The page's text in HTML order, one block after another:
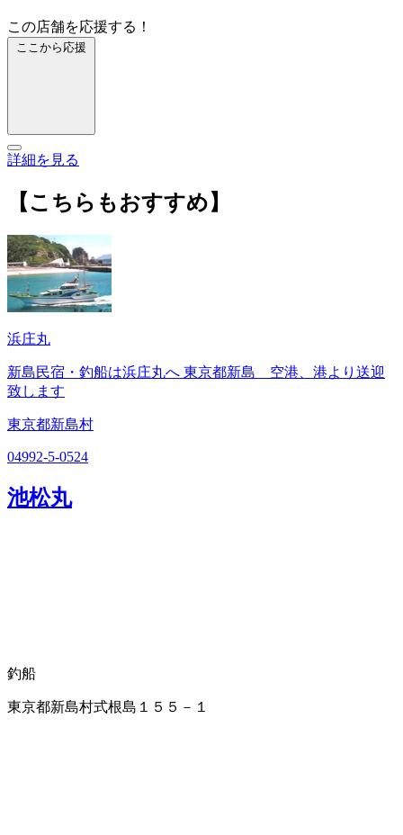
この店舗を応援する！
ここから応援
詳細を見る
【こちらもおすすめ】
浜庄丸
新島民宿・釣船は浜庄丸へ 東京都新島 空港、港より送迎
致します
東京都新島村
04992-5-0524
池松丸
釣船
東京都新島村式根島１５５－１